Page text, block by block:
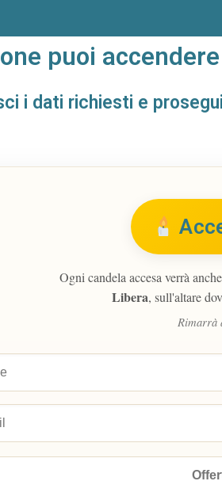
puoi
i dati richiesti e
Ogni candela accesa verrà
Libera, sull'altare
Rimarrà